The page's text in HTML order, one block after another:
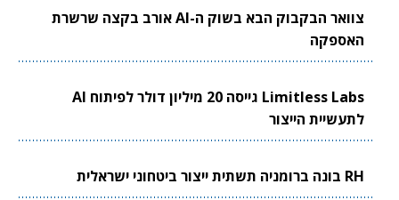
צוואר הבקבוק הבא בשוק ה-AI אורב בקצה שרשרת
האספקה
Limitless Labs גייסה 20 מיליון דולר לפיתוח AI
לתעשיית הייצור
RH בונה ברומניה תשתית ייצור ביטחוני ישראלית